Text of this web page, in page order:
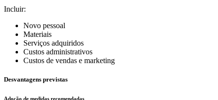
Incluir:
Novo pessoal
Materiais
Serviços adquiridos
Custos administrativos
Custos de vendas e marketing
Desvantagens previstas
Adoção de medidas recomendadas